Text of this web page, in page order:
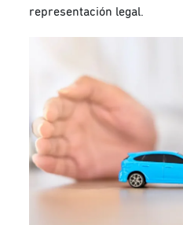
representación legal.